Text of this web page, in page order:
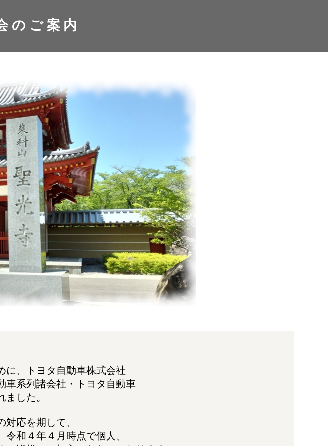
のご案内
に、トヨタ自動車株式会社
車系列諸会社・トヨタ自動車
した。
応を期して、
和４年４月時点で個人、